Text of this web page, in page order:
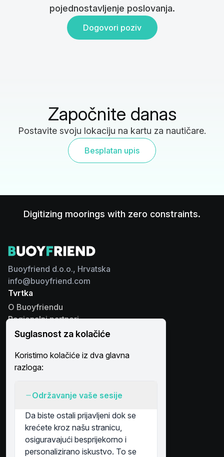
pojednostavljenje poslovanja.
Dogovori poziv
Započnite danas
Postavite svoju lokaciju na kartu za nautičare.
Besplatan upis
Suglasnost za kolačiće
Koristimo kolačiće iz dva glavna
razloga:
Održavanje vaše sesije
Da biste ostali prijavljeni dok se
krećete kroz našu stranicu,
osiguravajući besprijekorno i
personalizirano iskustvo. To se
Digitizing moorings with zero constraints.
Buoyfriend d.o.o., Hrvatska
info@buoyfriend.com
Tvrtka
O Buoyfriendu
Regionalni partneri
Kontaktirajte nas
Rješenja
Poslovni subjekti
Račun
Registracija